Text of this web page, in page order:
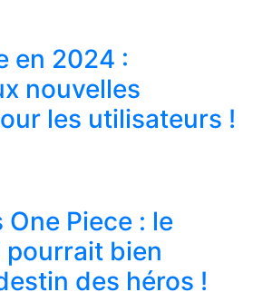
en 2024 :
nouvelles
les utilisateurs !
One Piece : le
pourrait bien
des héros !